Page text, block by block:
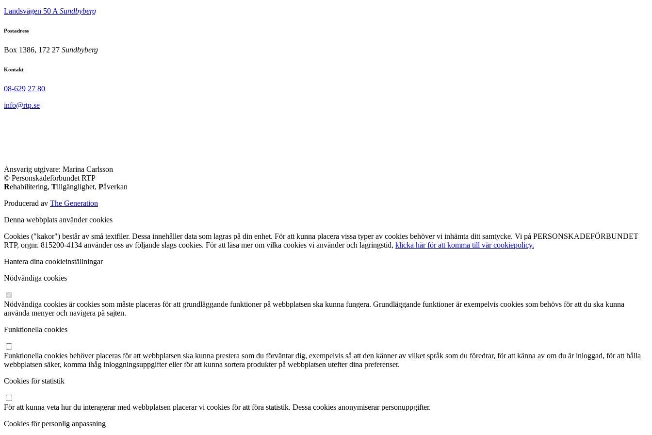
Landsvägen 50 A Sundbyberg
Postadress
Box 1386, 172 27 Sundbyberg
Kontakt
08-629 27 80
info@rtp.se
Ansvarig utgivare: Marina Carlsson
© Personskadeförbundet RTP
Rehabilitering, Tillgänglighet, Påverkan
Producerad av The Generation
Denna webbplats använder cookies
Cookies ("kakor") består av små textfiler. Dessa innehåller data som lagras på din enhet. För att kunna placera vissa typer av cookies behöver vi inhämta ditt samtycke. Vi på PERSONSKADEFÖRBUNDET
RTP, orgnr. 815200-4134 använder oss av följande slags cookies. För att läsa mer om vilka cookies vi använder och lagringstid, klicka här för att komma till vår cookiepolicy.
Hantera dina cookieinställningar
Nödvändiga cookies
Nödvändiga cookies är cookies som måste placeras för att grundläggande funktioner på webbplatsen ska kunna fungera. Grundläggande funktioner är exempelvis cookies som behövs för att du ska kunna
använda menyer och navigera på sajten.
Funktionella cookies
Funktionella cookies behöver placeras för att webbplatsen ska kunna prestera som du förväntar dig, exempelvis så att den känner av vilket språk som du föredrar, för att känna av om du är inloggad, för att hålla
webbplatsen säker, komma ihåg inloggningsuppgifter eller för att kunna sortera produkter på webbplatsen utefter dina preferenser.
Cookies för statistik
För att kunna veta hur du interagerar med webbplatsen placerar vi cookies för att föra statistik. Dessa cookies anonymiserar personuppgifter.
Cookies för personlig anpassning